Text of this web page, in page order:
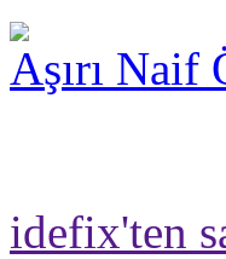
Aşırı Naif
idefix'ten